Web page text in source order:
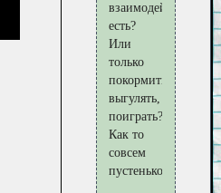
взаимодействия
есть?
Или
только
покормить,
выгулять,
поиграть?
Как то
совсем
пустенько.